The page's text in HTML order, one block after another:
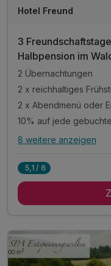
WAR
202
Hotel Freund
3
Halbpension im
2 Übernachtungen
2 x reichhaltiges
2 x Abendmenü oder
10% auf jede
Alle
2 x reichhaltiges
- bitte geben Sie Ihren
1 x Willkommens-Drink
8 weitere anzeigen
5,1 / 6